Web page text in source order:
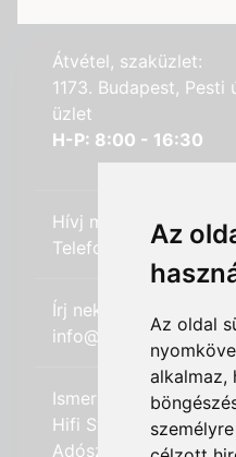
Az
Az oldal
alkalmaz,
Átvétel, szaküzlet:
1173. Budapest,
üzlet
H-P: 8:00 - 16:30
Hívj minket:
Telefon: +36 (20)
Írj nekünk:
info@hifi-station.hu
Ismerd meg cégünket:
Hifi Station Kft.
Adószám: